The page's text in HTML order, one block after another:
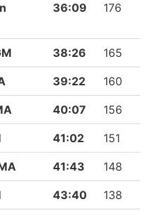
36:09 176
38:26 165
39:22 160
40:07 156
41:02 151
41:43 148
43:40 138